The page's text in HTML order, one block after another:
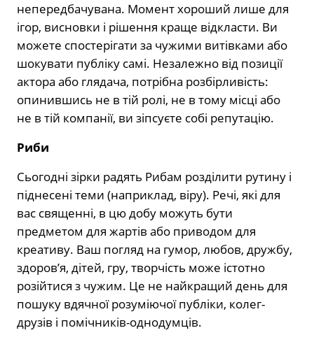
непередбачувана. Момент хороший лише для
ігор, висновки і рішення краще відкласти. Ви
можете спостерігати за чужими витівками або
шокувати публіку самі. Незалежно від позиції
актора або глядача, потрібна розбірливість:
опинившись не в тій ролі, не в тому місці або
не в тій компанії, ви зіпсуєте собі репутацію.
Риби
Сьогодні зірки радять Рибам розділити рутину і
піднесені теми (наприклад, віру). Речі, які для
вас священні, в цю добу можуть бути
предметом для жартів або приводом для
креативу. Ваш погляд на гумор, любов, дружбу,
здоров’я, дітей, гру, творчість може істотно
розійтися з чужим. Це не найкращий день для
пошуку вдячної розуміючої публіки, колег-
друзів і помічників-однодумців.